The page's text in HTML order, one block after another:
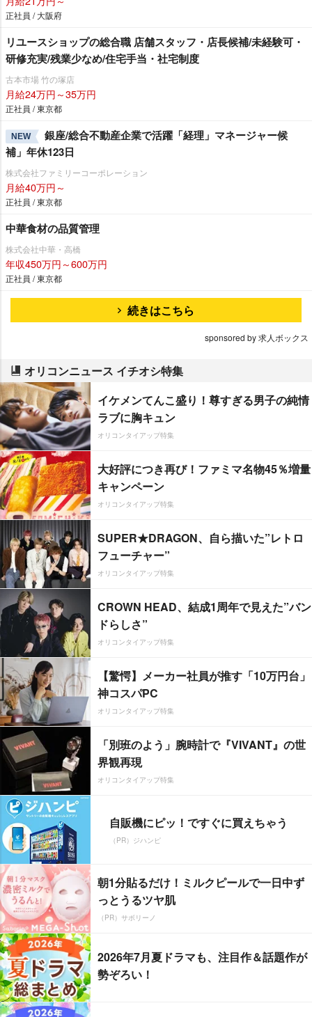
正社員 / 大阪府
リユースショップの総合職 店舗スタッフ・店長候補/未経験可・
研修充実/残業少なめ/住宅手当・社宅制度
古本市場 竹の塚店
月給24万円～35万円
正社員 / 東京都
NEW
銀座/総合不動産企業で活躍「経理」マネージャー候
補」年休123日
株式会社ファミリーコーポレーション
月給40万円～
正社員 / 東京都
中華食材の品質管理
株式会社中華・高橋
年収450万円～600万円
正社員 / 東京都
続きはこちら
sponsored by 求人ボックス
オリコンニュース イチオシ特集
イケメンてんこ盛り！尊すぎる男子の純情
ラブに胸キュン
オリコンタイアップ特集
大好評につき再び！ファミマ名物45％増量
キャンペーン
オリコンタイアップ特集
SUPER★DRAGON、自ら描いた”レトロ
フューチャー”
オリコンタイアップ特集
CROWN HEAD、結成1周年で見えた”バン
ドらしさ”
オリコンタイアップ特集
【驚愕】メーカー社員が推す「10万円台」
神コスパPC
オリコンタイアップ特集
「別班のよう」腕時計で『VIVANT』の世
界観再現
オリコンタイアップ特集
自販機にピッ！ですぐに買えちゃう
（PR）ジハンピ
朝1分貼るだけ！ミルクピールで一日中ず
っとうるツヤ肌
（PR）サボリーノ
2026年7月夏ドラマも、注目作＆話題作が
勢ぞろい！